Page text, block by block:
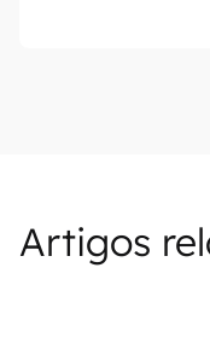
Artigos